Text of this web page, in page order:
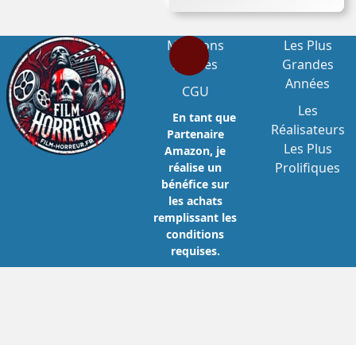
Mentions
Légales
CGU
En tant que
Partenaire
Amazon, je
réalise un
bénéfice sur
les achats
remplissant les
conditions
requises.
Les Plus
Grandes
Années
Les
Réalisateurs
Les Plus
Prolifiques